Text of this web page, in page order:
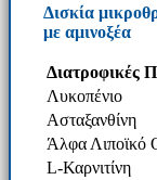
Δισκία
με αμινοξέα
Διατροφικές
Λυκοπένιο
Ασταξανθίνη
Άλφα Λιποϊκό
L-Καρνιτίνη